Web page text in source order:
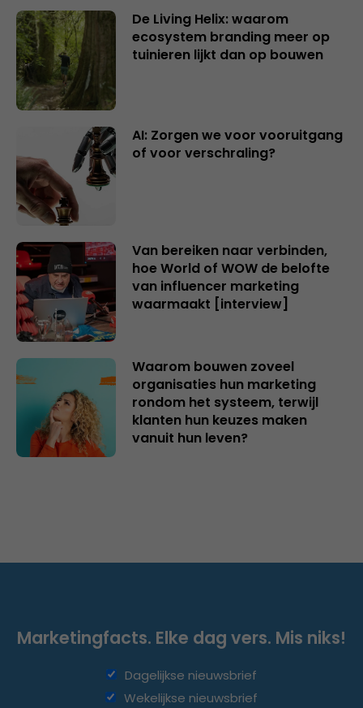
De Living Helix: waarom
ecosystem branding meer op
tuinieren lijkt dan op bouwen
AI: Zorgen we voor vooruitgang
of voor verschraling?
Van bereiken naar verbinden,
hoe World of WOW de belofte
van influencer marketing
waarmaakt [interview]
Waarom bouwen zoveel
organisaties hun marketing
rondom het systeem, terwijl
klanten hun keuzes maken
vanuit hun leven?
Marketingfacts. Elke dag vers. Mis niks!
Dagelijkse nieuwsbrief
Wekelijkse nieuwsbrief